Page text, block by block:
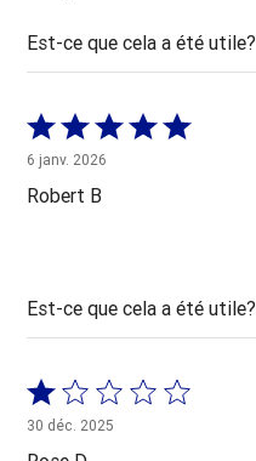
Est-ce que cela a été utile?
Coté
5 sur
5
6 janv. 2026
Robert B
Est-ce que cela a été utile?
Coté
1 sur
5
30 déc. 2025